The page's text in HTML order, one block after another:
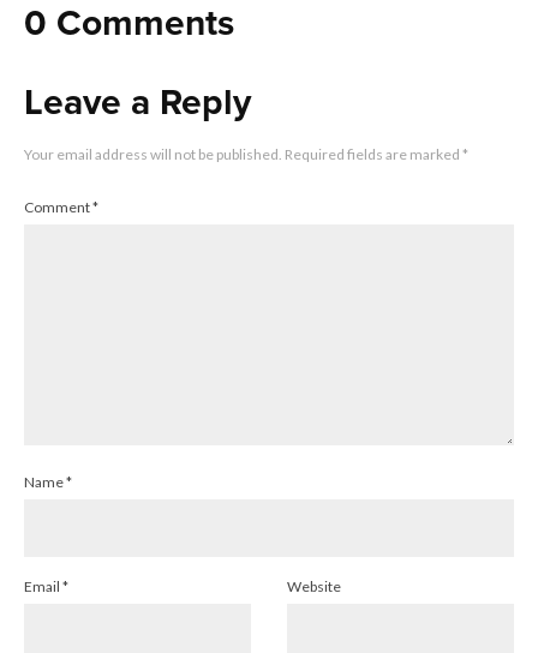
0 Comments
Leave a Reply
Your email address will not be published. Required fields are marked *
Comment*
Name*
Email * Website